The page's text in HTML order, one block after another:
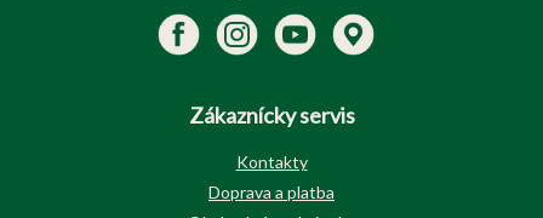
Zákaznícky servis
Kontakty
Doprava a platba